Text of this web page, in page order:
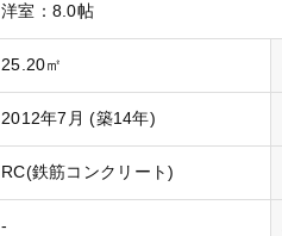
洋室 ：8.0帖
25.20㎡
2012年7月 (築14年)
RC(鉄筋コンクリート)
-